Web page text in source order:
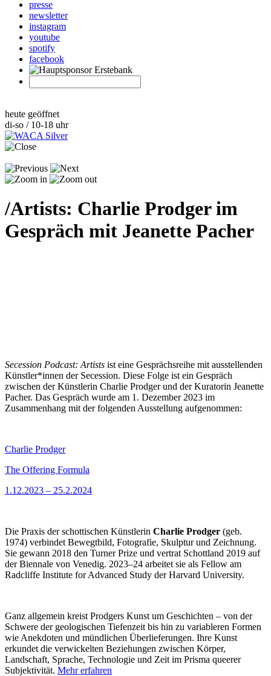
presse
newsletter
instagram
youtube
spotify
facebook
heute geöffnet
di-so / 10-18 uhr
/Artists: Charlie Prodger im
Gespräch mit Jeanette Pacher
Secession Podcast: Artists ist eine Gesprächsreihe mit ausstellenden
Künstler*innen der Secession. Diese Folge ist ein Gespräch
zwischen der Künstlerin Charlie Prodger und der Kuratorin Jeanette
Pacher. Das Gespräch wurde am 1. Dezember 2023 im
Zusammenhang mit der folgenden Ausstellung aufgenommen:
Charlie Prodger
The Offering Formula
1.12.2023 – 25.2.2024
Die Praxis der schottischen Künstlerin Charlie Prodger (geb.
1974) verbindet Bewegtbild, Fotografie, Skulptur und Zeichnung.
Sie gewann 2018 den Turner Prize und vertrat Schottland 2019 auf
der Biennale von Venedig. 2023–24 arbeitet sie als Fellow am
Radcliffe Institute for Advanced Study der Harvard University.
Ganz allgemein kreist Prodgers Kunst um Geschichten – von der
Schwere der geologischen Tiefenzeit bis hin zu variableren Formen
wie Anekdoten und mündlichen Überlieferungen. Ihre Kunst
erkundet die verwickelten Beziehungen zwischen Körper,
Landschaft, Sprache, Technologie und Zeit im Prisma queerer
Subjektivität. Mehr erfahren